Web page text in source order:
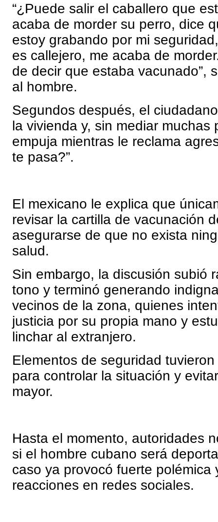
“¿Puede salir el caballero que
acaba de morder su perro, dice
estoy grabando por mi
es callejero, me acaba de
de decir que estaba vacunado”,
al hombre.
Segundos después, el
la vivienda y, sin mediar muchas
empuja mientras le reclama
te pasa?”.
El mexicano le explica que
revisar la cartilla de vacunación
asegurarse de que no exista
salud.
Sin embargo, la discusión subió
tono y terminó generando
vecinos de la zona, quienes
justicia por su propia mano y
linchar al extranjero.
Elementos de seguridad
para controlar la situación y
mayor.
Hasta el momento, autoridades
si el hombre cubano será
caso ya provocó fuerte polémica
reacciones en redes sociales.